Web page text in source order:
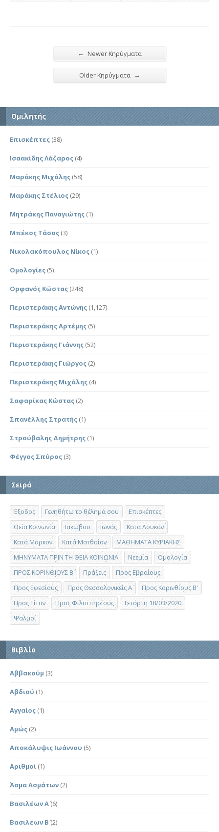
← Newer Κηρύγματα
Older Κηρύγματα →
Ομιλητής
Επισκέπτες (38)
Ισαακίδης Λάζαρος (4)
Μαράκης Μιχάλης (58)
Μαράκης Στέλιος (29)
Μητράκης Παναγιώτης (1)
Μπέκος Τάσος (3)
Νικολακόπουλος Νίκος (1)
Ομολογίες (5)
Ορφανός Κώστας (248)
Περιστεράκης Αντώνης (1,127)
Περιστεράκης Αρτέμης (5)
Περιστεράκης Γιάννης (52)
Περιστεράκης Γιώργος (2)
Περιστεράκης Μιχάλης (4)
Σαφαρίκας Κώστας (2)
Σπανέλλης Στρατής (1)
Στρούβαλης Δημήτρης (1)
Φέγγος Σπύρος (3)
Σειρά
Έξοδος Γενηθήτω το θέλημά σου
Επισκέπτες
Θεία Κοινωνία
Ιακώβου Ιωνάς
Κατά Λουκάν
Κατά Μάρκον
Κατά Ματθαίον
ΜΑΘΗΜΑΤΑ ΚΥΡΙΑΚΗΣ
ΜΗΝΥΜΑΤΑ ΠΡΙΝ ΤΗ ΘΕΙΑ ΚΟΙΝΩΝΙΑ
Νεεμία
Ομολογία
ΠΡΟΣ ΚΟΡΙΝΘΙΟΥΣ Β΄
Πράξεις
Προς Εβραίους
Προς Εφεσίους
Προς Θεσσαλονικείς Α΄
Προς Κορινθίους Β'
Προς Τίτον
Προς Φιλιππησίους
Τετάρτη 18/03/2020
Ψαλμοί
Βιβλίο
Αββακούμ (3)
Αβδιού (1)
Αγγαίος (1)
Αμώς (2)
Αποκάλυψις Ιωάννου (5)
Αριθμοί (1)
Άσμα Ασμάτων (2)
Βασιλέων Α΄(6)
Βασιλέων Β΄ (2)